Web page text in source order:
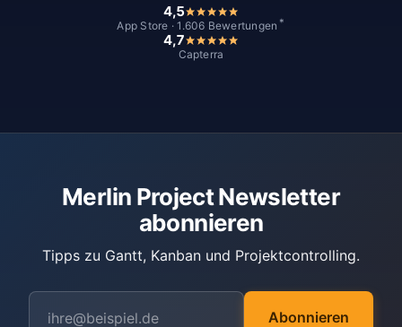
4,5
App Store · 1.606 Bewertungen *
4,7
Capterra
Merlin Project Newsletter
abonnieren
Tipps zu Gantt, Kanban und Projektcontrolling.
Abonnieren